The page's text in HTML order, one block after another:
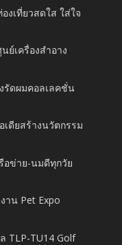
งเที่ยวสดใส ใส่ใจ
ย์เครื่องสำอาง
รัดผมคอลเลคชั่น
เดียสร้างนวัตกรรม
อข่าย-นมดีทุกวัย
าน Pet Expo
TLP-TU14 Golf